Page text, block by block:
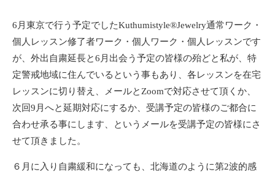
6月東京で行う予定でしたKuthumistyle®️Jewelry通常ワーク・
個人レッスン修了者ワーク・個人ワーク・個人レッスンです
が、外出自粛延長と6月出会う予定の皆様の殆どと私が、特
定警戒地域に住んでいるという事もあり、各レッスンを在宅
レッスンに切り替え、メールとZoomで対応させて頂くか、
次回9月へと延期対応にするか、受講予定の皆様のご都合に
合わせ承る事にします、というメールを受講予定の皆様にさ
せて頂きました。
６月に入り自粛緩和になっても、北海道のように第2波的感